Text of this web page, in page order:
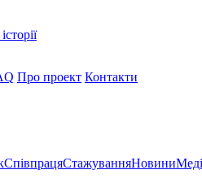
Про проект Контакти
СпівпрацяСтажуванняНовини